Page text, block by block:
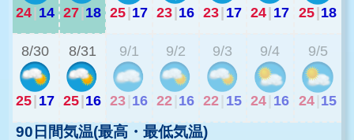
24| 14 27|18 25|17 23|16 23| 17 24| 17 25|18
8/30
25| 17
8/31
25|16
9/1
23 16
9/2
22 16
9/3
22 15
9/4
24 16
9/5
24 15
90日間気温(最高・最低気温)